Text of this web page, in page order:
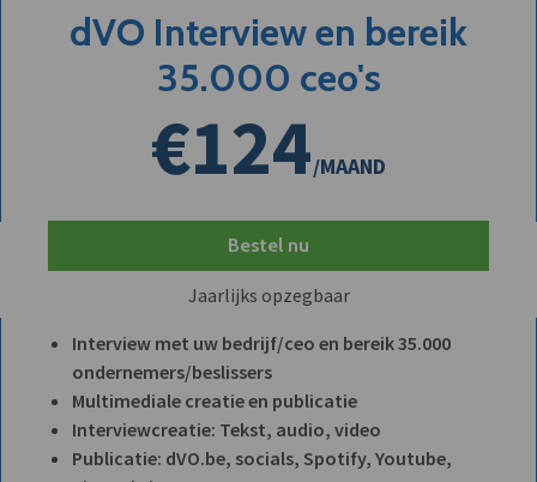
dVO Interview en bereik
35.000 ceo's
€124/MAAND
Bestel nu
Jaarlijks opzegbaar
Interview met uw bedrijf/ceo en bereik 35.000
ondernemers/beslissers
Multimediale creatie en publicatie
Interviewcreatie: Tekst, audio, video
Publicatie: dVO.be, socials, Spotify, Youtube,